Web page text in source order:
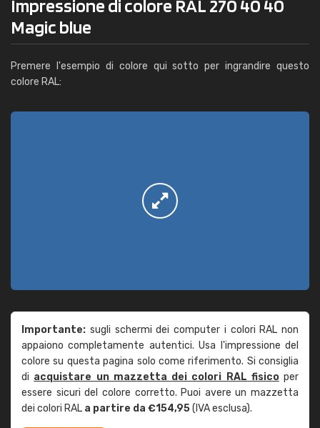
Impressione di colore RAL 270 40 40
Magic blue
Premere l'esempio di colore qui sotto per ingrandire questo
colore RAL:
Importante: sugli schermi dei computer i colori RAL non
appaiono completamente autentici. Usa l'impressione del
colore su questa pagina solo come riferimento. Si consiglia
di acquistare un mazzetta dei colori RAL fisicoper
essere sicuri del colore corretto. Puoi avere un mazzetta
dei colori RAL a partire da €154,95(IVA esclusa).